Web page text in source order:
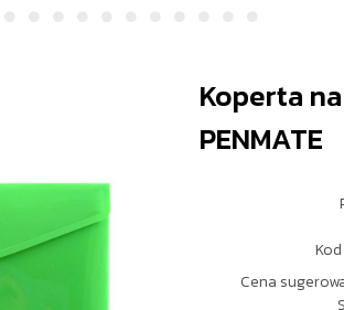
Koperta
PENMATE
Cena